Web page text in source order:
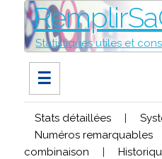
Statistiques utiles et
☰
Stats détaillées |
Numéros remarquables
combinaison
|